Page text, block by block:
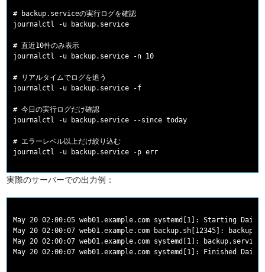
# backup.serviceの実行ログを確認
journalctl -u backup.service
# 直近10件のみ表示
journalctl -u backup.service -n 10
# リアルタイムでログを追う
journalctl -u backup.service -f
# 今日の実行ログだけ確認
journalctl -u backup.service --since today
# エラーレベル以上だけ絞り込む
実際のサーバーでの出力例：
May 20 02:00:05 web01.example.com systemd[1]: Starting
May 20 02:00:07 web01.example.com backup.sh[12345]: backup
May 20 02:00:07 web01.example.com systemd[1]: